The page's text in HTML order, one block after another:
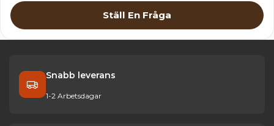
Ställ En Fråga
Snabb leverans
1-2 Arbetsdagar